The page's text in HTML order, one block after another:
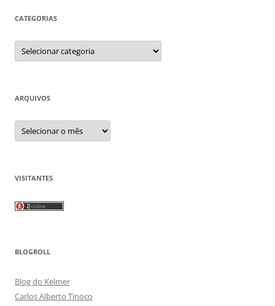
CATEGORIAS
Categorias
ARQUIVOS
Arquivos
VISITANTES
BLOGROLL
Blog do Kelmer
Carlos Alberto Tinoco